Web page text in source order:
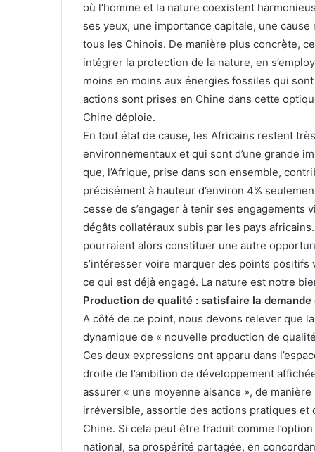
où l’homme et la nature coexistent
ses yeux, une importance capitale, une
tous les Chinois. De manière plus concrète,
intégrer la protection de la nature, en
moins en moins aux énergies fossiles qui
actions sont prises en Chine dans cette
Chine déploie.
En tout état de cause, les Africains restent
environnementaux et qui sont d’une grande
que, l’Afrique, prise dans son ensemble,
précisément à hauteur d’environ 4%
cesse de s’engager à tenir ses
dégâts collatéraux subis par les pays
pourraient alors constituer une autre
s’intéresser voire marquer des points
ce qui est déjà engagé. La nature est notre
Production de qualité : satisfaire la
A côté de ce point, nous devons relever que
dynamique de « nouvelle production de
Ces deux expressions ont apparu dans
droite de l’ambition de développement
assurer « une moyenne aisance », de
irréversible, assortie des actions pratiques
Chine. Si cela peut être traduit comme
national, sa prospérité partagée, en